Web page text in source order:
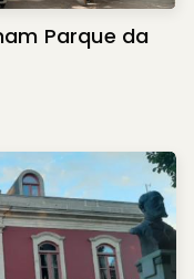
Parque da